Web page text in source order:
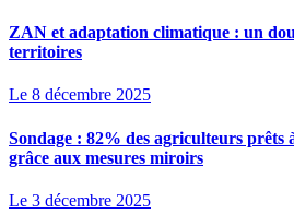
ZAN et adaptation climatique : un
territoires
Le 8 décembre 2025
Sondage : 82% des agriculteurs prêts
grâce aux mesures miroirs
Le 3 décembre 2025